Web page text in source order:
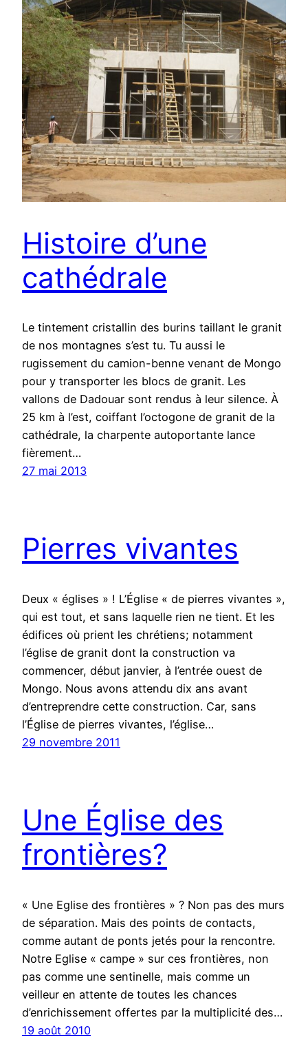
Histoire d’une
cathédrale
Le tintement cristallin des burins taillant le granit
de nos montagnes s’est tu. Tu aussi le
rugissement du camion-benne venant de Mongo
pour y transporter les blocs de granit. Les
vallons de Dadouar sont rendus à leur silence. À
25 km à l’est, coiffant l’octogone de granit de la
cathédrale, la charpente autoportante lance
fièrement…
27 mai 2013
Pierres vivantes
Deux « églises » ! L’Église « de pierres vivantes »,
qui est tout, et sans laquelle rien ne tient. Et les
édifices où prient les chrétiens; notamment
l’église de granit dont la construction va
commencer, début janvier, à l’entrée ouest de
Mongo. Nous avons attendu dix ans avant
d’entreprendre cette construction. Car, sans
l’Église de pierres vivantes, l’église…
29 novembre 2011
Une Église des
frontières?
« Une Eglise des frontières » ? Non pas des murs
de séparation. Mais des points de contacts,
comme autant de ponts jetés pour la rencontre.
Notre Eglise « campe » sur ces frontières, non
pas comme une sentinelle, mais comme un
veilleur en attente de toutes les chances
d’enrichissement offertes par la multiplicité des…
19 août 2010